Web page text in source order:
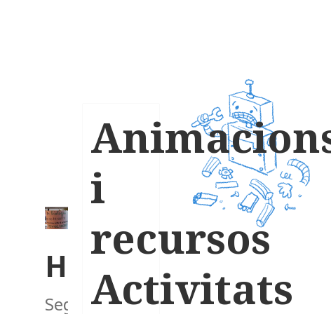
Homeòstasi
Segons
i
recursos
Activitats